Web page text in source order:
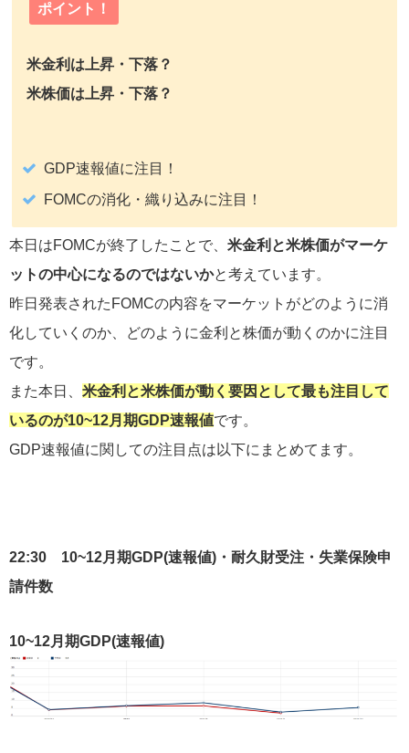
ポイント！
米金利は上昇・下落？
米株価は上昇・下落？
GDP速報値に注目！
FOMCの消化・織り込みに注目！
本日はFOMCが終了したことで、 米金利と米株価がマーケ
ットの中心になるのではないかと考えています。
昨日発表されたFOMCの内容をマーケットがどのように消
化していくのか、どのように金利と株価が動くのかに注目
です。
また本日、 米金利と米株価が動く要因として最も注目して
いるのが10~12月期GDP速報値です。
GDP速報値に関しての注目点は以下にまとめてます。
22:30 10~12月期GDP(速報値)・耐久財受注・失業保険申
請件数
10~12月期GDP(速報値)